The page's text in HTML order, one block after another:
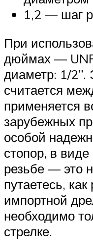
1,2 — шаг
При
дюймах —
диаметр: 1/2”.
считается
применяется
зарубежных
особой
стопор, в
резьбе — это
путаетесь,
импортной
необходимо
стрелке.